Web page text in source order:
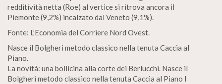
redditività netta (Roe) al vertice si ritrova ancora il
Piemonte (9,2%) incalzato dal Veneto (9,1%).
Fonte: L’Economia del Corriere Nord Ovest.
Nasce il Bolgheri metodo classico nella tenuta Caccia al
Piano.
La novità: una bollicina alla corte dei Berlucchi. Nasce il
Bolgheri metodo classico nella tenuta Caccia al Piano I